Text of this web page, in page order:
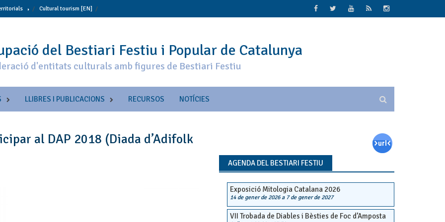
Cultural tourism [EN]
del Bestiari Festiu i Popular de Catalunya
d'entitats culturals amb figures de Bestiari Festiu
LLIBRES I PUBLICACIONS RECURSOS NOTÍCIES
al DAP 2018 (Diada d’Adifolk
AGENDA DEL BESTIARI FESTIU
Exposició Mitologia Catalana 2026
14 de gener de 2026a 7 de gener de 2027
VII Trobada de Diables i Bèsties de Foc d’Amposta